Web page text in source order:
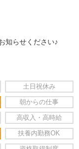
知らせください♪
土日祝休み
朝からの仕事
高収入・高時給
扶養内勤務OK